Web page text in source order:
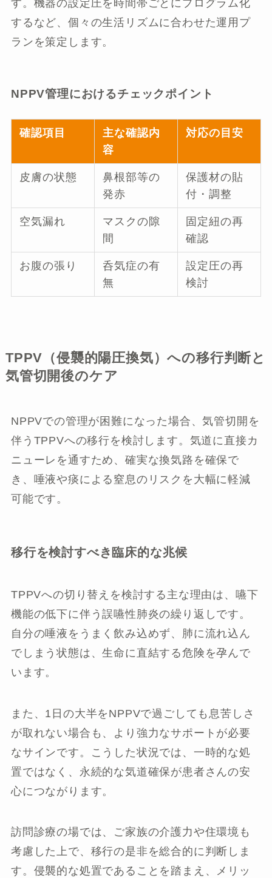
す。機器の設定圧を時間帯ごとにプログラム化
するなど、個々の生活リズムに合わせた運用プ
ランを策定します。
NPPV管理におけるチェックポイント
確認項目
主な確認内
容
対応の目安
皮膚の状態
鼻根部等の
発赤
保護材の貼
付・調整
空気漏れ
マスクの隙
間
固定紐の再
確認
お腹の張り
呑気症の有
無
設定圧の再
検討
TPPV（侵襲的陽圧換気）への移行判断と
気管切開後のケア
NPPVでの管理が困難になった場合、気管切開を
伴うTPPVへの移行を検討します。気道に直接カ
ニューレを通すため、確実な換気路を確保で
き、唾液や痰による窒息のリスクを大幅に軽減
可能です。
移行を検討すべき臨床的な兆候
TPPVへの切り替えを検討する主な理由は、嚥下
機能の低下に伴う誤嚥性肺炎の繰り返しです。
自分の唾液をうまく飲み込めず、肺に流れ込ん
でしまう状態は、生命に直結する危険を孕んで
います。
また、1日の大半をNPPVで過ごしても息苦しさ
が取れない場合も、より強力なサポートが必要
なサインです。こうした状況では、一時的な処
置ではなく、永続的な気道確保が患者さんの安
心につながります。
訪問診療の場では、ご家族の介護力や住環境も
考慮した上で、移行の是非を総合的に判断しま
す。侵襲的な処置であることを踏まえ、メリッ